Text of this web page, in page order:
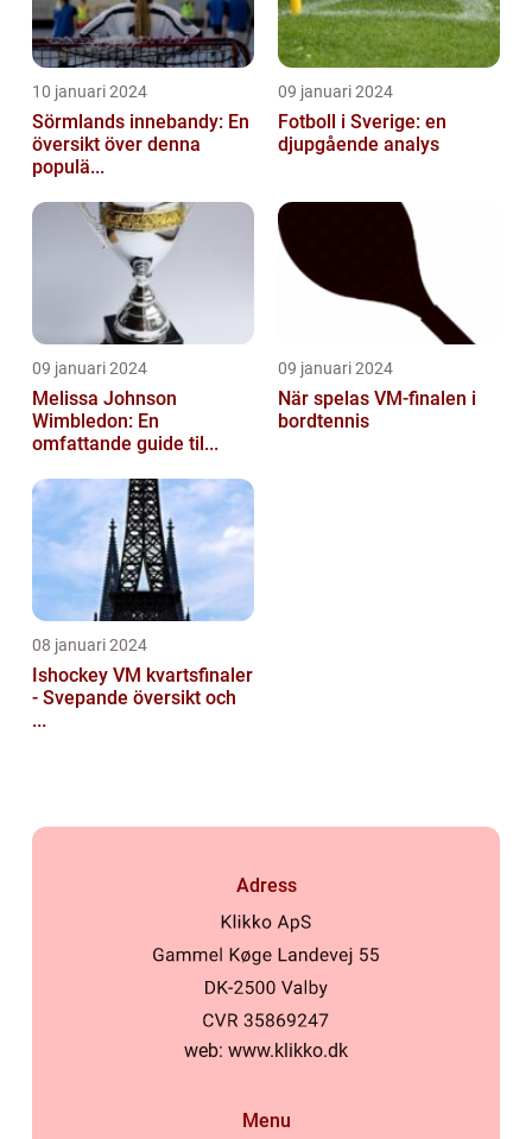
10 januari 2024
Sörmlands innebandy: En
översikt över denna
populä...
09 januari 2024
Fotboll i Sverige: en
djupgående analys
09 januari 2024
Melissa Johnson
Wimbledon: En
omfattande guide til...
09 januari 2024
När spelas VM-finalen i
bordtennis
08 januari 2024
Ishockey VM kvartsfinaler
- Svepande översikt och
...
Adress
web: www.klikko.dk
Menu